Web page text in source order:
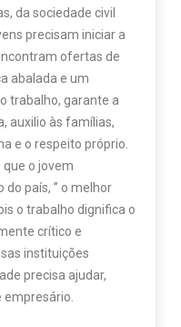
da sociedade civil
precisam iniciar a
ofertas de
abalada e um
trabalho, garante a
auxilio às famílias,
e o respeito próprio.
o jovem
país, ” o melhor
o trabalho dignifica o
crítico e
instituições
precisa ajudar,
empresário.